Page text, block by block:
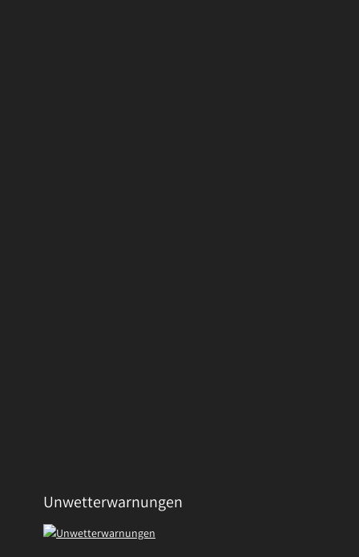
Unwetterwarnungen